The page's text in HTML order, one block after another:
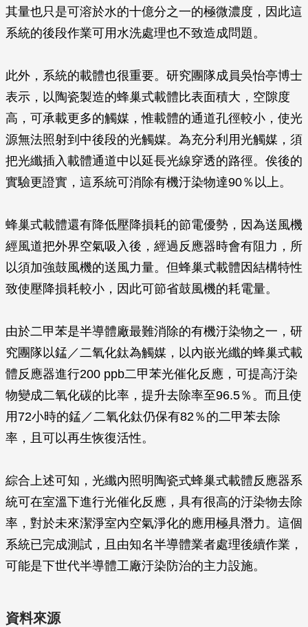
其量也只是可溶於水的十億分之一的極微濃度，因此這
系統的後段作業可用水洗處理也不致造成問題。
此外，系統的載體也很重要。研究團隊成員吳怡亭博士
表示，以陶瓷製造的蜂巢式載體比表面積大，空隙度
高，可承載更多的觸媒，惟載體的通道孔徑較小，使光
源無法照射到中後段的光觸媒。為充分利用光觸媒，須
把光纖插入載體通道中以延長光線穿透的路徑。俟後的
實驗更證實，這系統可消除有機汙染物達90％以上。
蜂巢式載體還有降低壓降損耗的節電優勢，因為送風機
經風道把外界空氣吸入後，經過反應器時會有阻力，所
以須加強鼓風機的送風力量。但蜂巢式載體因結構特性
致使壓降損耗較小，因此可節省鼓風機的耗電量。
由於二甲苯是半導體廠最難消除的有機汙染物之一，研
究團隊以錳／二氧化鈦為觸媒，以內嵌光纖的蜂巢式載
體反應器進行200 ppb二甲苯光催化反應，可提高汙染
物變成二氧化碳的比率，提升去除率至96.5％。而且使
用72小時的錳／二氧化鈦仍保有82％的二甲苯去除
率，且可以再生恢復活性。
綜合上述可知，光纖內照明陶瓷式蜂巢式載體反應器系
統可在室溫下進行光催化反應，具有很高的汙染物去除
率，對於未來潔淨室內空氣淨化的應用極具潛力。這個
系統已完成測試，且由知名半導體業者處理後續作業，
可能是下世代半導體工廠汙染防治的主力設施。
資料來源